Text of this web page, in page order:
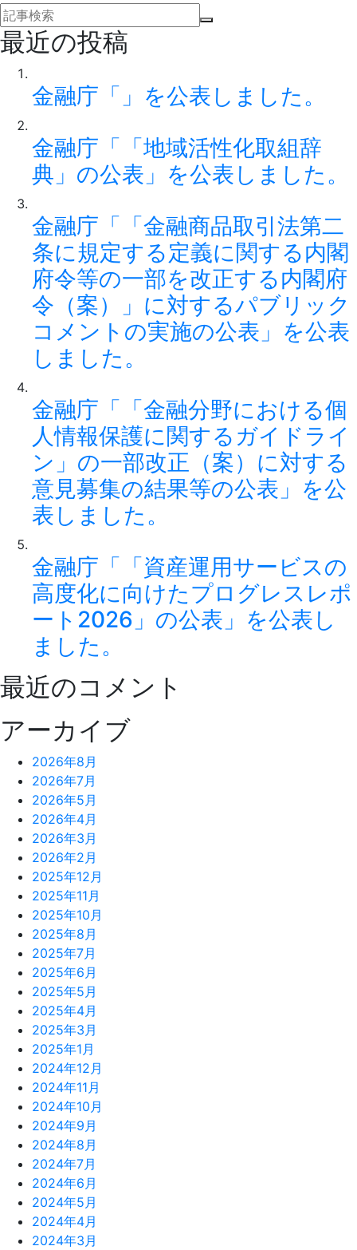
最近の投稿
金融庁「」を公表しました。
金融庁「「地域活性化取組辞
典」の公表」を公表しました。
金融庁「「金融商品取引法第二
条に規定する定義に関する内閣
府令等の一部を改正する内閣府
令（案）」に対するパブリック
コメントの実施の公表」を公表
しました。
金融庁「「金融分野における個
人情報保護に関するガイドライ
ン」の一部改正（案）に対する
意見募集の結果等の公表」を公
表しました。
金融庁「「資産運用サービスの
高度化に向けたプログレスレポ
ート2026」の公表」を公表し
ました。
最近のコメント
アーカイブ
2026年8月
2026年7月
2026年5月
2026年4月
2026年3月
2026年2月
2025年12月
2025年11月
2025年10月
2025年8月
2025年7月
2025年6月
2025年5月
2025年4月
2025年3月
2025年1月
2024年12月
2024年11月
2024年10月
2024年9月
2024年8月
2024年7月
2024年6月
2024年5月
2024年4月
2024年3月